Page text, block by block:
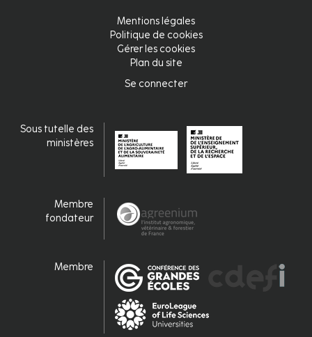
Mentions légales
Politique de cookies
Gérer les cookies
Plan du site
Se connecter
Sous tutelle des
ministères
Membre
fondateur
Membre